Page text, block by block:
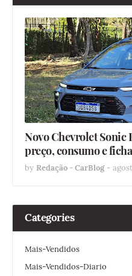
Novo Chevrolet Sonic
preço, consumo e
by Redação - CarBlog -
Categories
Mais-Vendidos
Mais-Vendidos-Diario